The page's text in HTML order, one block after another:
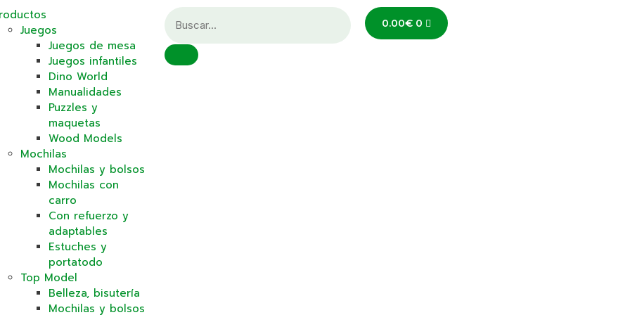
Juegos
Juegos de mesa
Juegos infantiles
Dino World
Manualidades
Puzzles y
maquetas
Wood Models
Mochilas
Mochilas y bolsos
Mochilas con
carro
Con refuerzo y
adaptables
Estuches y
portatodo
Top Model
Belleza, bisutería
Mochilas y bolsos
0.00€ 0